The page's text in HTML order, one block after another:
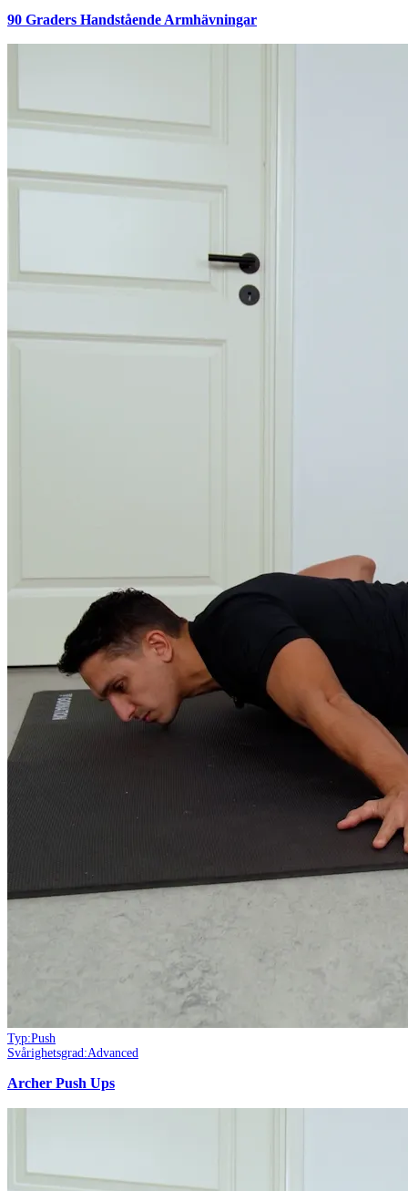
90 Graders Handstående Armhävningar
Typ:Push
Svårighetsgrad:Advanced
Archer Push Ups